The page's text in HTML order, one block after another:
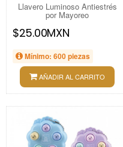
Llavero Luminoso Antiestrés
por Mayoreo
$25.00MXN
Mínimo: 600 piezas
AÑADIR AL CARRITO